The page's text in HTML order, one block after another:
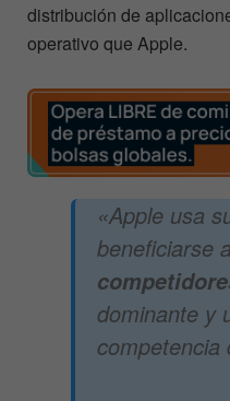
distribución de
operativo que Apple.
«Apple usa
beneficiarse
dominante y
competencia